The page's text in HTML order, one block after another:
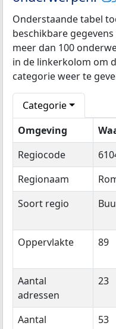
Onderstaande tabel
beschikbare
meer dan 100
in de linkerkolom om
categorie weer te
Categorie
Omgeving
Regiocode
Regionaam
Soort regio
Oppervlakte 89
Aantal
adressen
23
Aantal
53